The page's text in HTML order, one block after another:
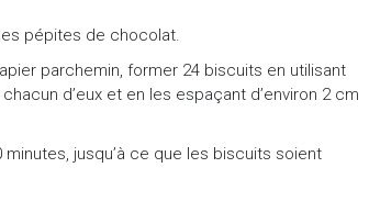
pépites de chocolat.
parchemin, former 24 biscuits en utilisant
d’eux et en les espaçant d’environ 2 cm
jusqu’à ce que les biscuits soient